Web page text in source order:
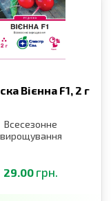
Вієнна F1, 2 г
Всесезонне
вирощування
29.00 грн.